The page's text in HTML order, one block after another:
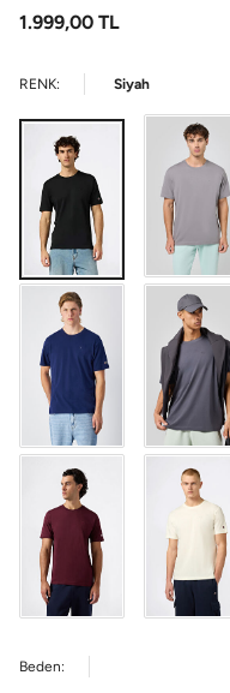
1.999,00 TL
RENK: Siyah
Beden: